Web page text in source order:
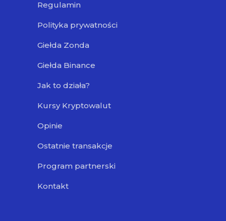
Regulamin
Polityka prywatności
Giełda Zonda
Giełda Binance
Jak to działa?
Kursy Kryptowalut
Opinie
Ostatnie transakcje
Program partnerski
Kontakt